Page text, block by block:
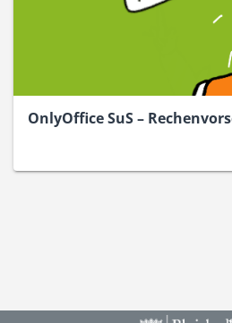
OnlyOffice SuS –